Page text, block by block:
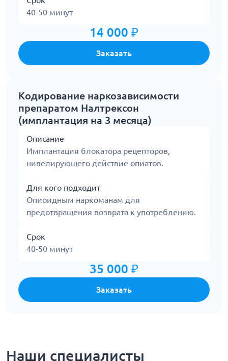
40-50 минут
14 000 ₽
Заказать
Кодирование наркозависимости
препаратом Налтрексон
(имплантация на 3 месяца)
Описание
Имплантация блокатора рецепторов,
нивелирующего действие опиатов.
Для кого подходит
Опиоидным наркоманам для
предотвращения возврата к употреблению.
Срок
40-50 минут
35 000 ₽
Заказать
Наши специалисты